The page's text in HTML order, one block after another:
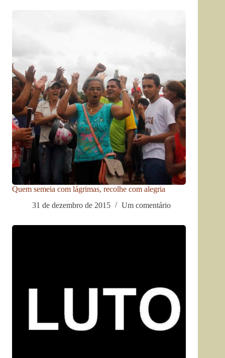
Quem semeia com lágrimas, recolhe com alegria
31 de dezembro de 2015
Um comentário